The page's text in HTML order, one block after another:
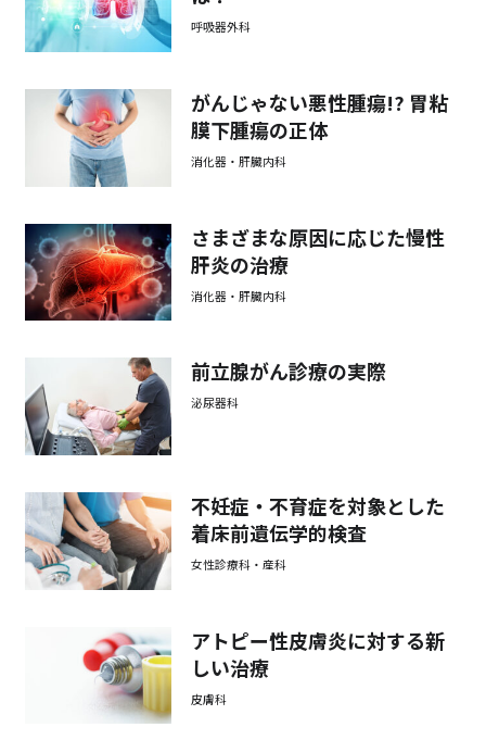
呼吸器外科
がんじゃない悪性腫瘍!? 胃粘
膜下腫瘍の正体
消化器・肝臓内科
さまざまな原因に応じた慢性
肝炎の治療
消化器・肝臓内科
前立腺がん診療の実際
泌尿器科
不妊症・不育症を対象とした
着床前遺伝学的検査
女性診療科・産科
アトピー性皮膚炎に対する新
しい治療
皮膚科